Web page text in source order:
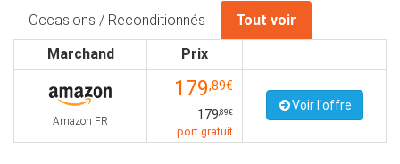
Occasions / Reconditionnés
Tout voir
Marchand
Prix
Amazon FR
179,89€
179,89€
port gratuit
Voir l'offre